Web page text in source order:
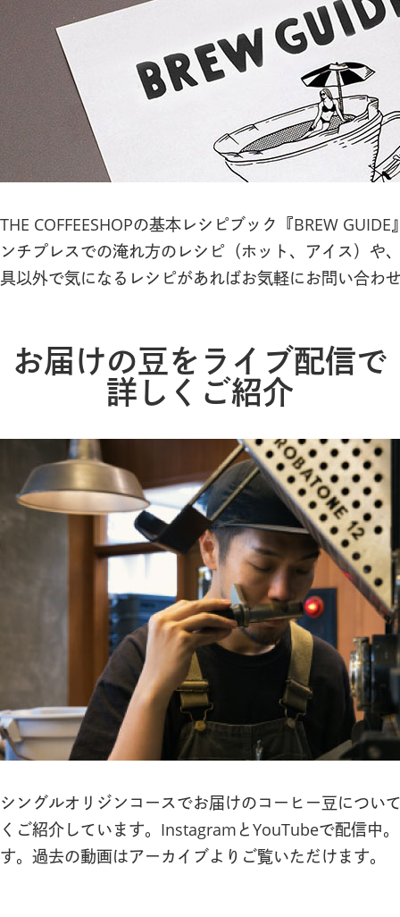
THE COFFEESHOPの基本レシピブック『BREW
ンチプレスでの淹れ方のレシピ（ホット、アイス）
具以外で気になるレシピがあればお気軽にお問い合わ
お届けの豆をライブ配信で
詳しくご紹介
シングルオリジンコースでお届けのコーヒー豆につい
くご紹介しています。InstagramとYouTubeで配信中
す。過去の動画はアーカイブよりご覧いただけます。